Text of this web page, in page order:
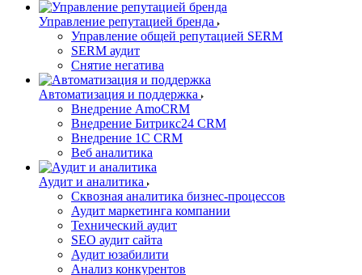
Управление репутацией бренда
Управление общей репутацией SERM
SERM аудит
Снятие негатива
Автоматизация и поддержка
Внедрение AmoCRM
Внедрение Битрикс24 CRM
Внедрение 1C CRM
Веб аналитика
Аудит и аналитика
Сквозная аналитика бизнес-процессов
Аудит маркетинга компании
Технический аудит
SEO аудит сайта
Аудит юзабилити
Анализ конкурентов